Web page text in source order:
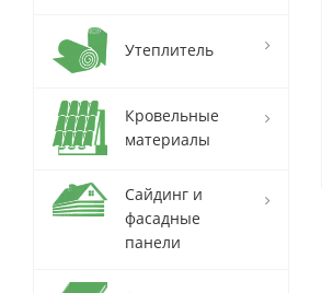
Утеплитель
Кровельные
материалы
Сайдинг и
фасадные
панели